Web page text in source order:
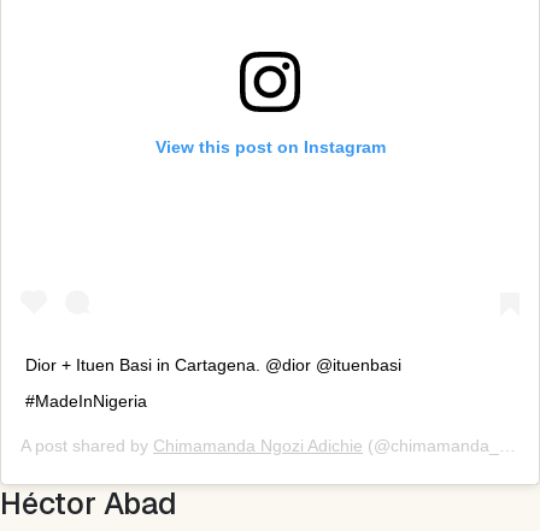
View this post on Instagram
Dior + Ituen Basi in Cartagena. @dior @ituenbasi
#MadeInNigeria
A post shared by Chimamanda Ngozi Adichie (@chimamanda_adichie) on
Héctor Abad